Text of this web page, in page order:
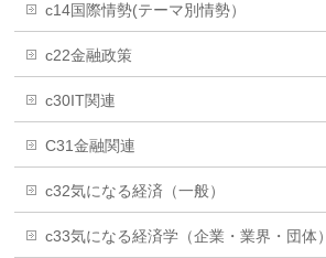
c14国際情勢(テーマ別情勢）
c22金融政策
c30IT関連
C31金融関連
c32気になる経済（一般）
c33気になる経済学（企業・業界・団体）